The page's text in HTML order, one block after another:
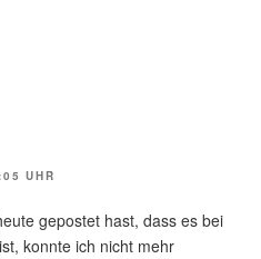
UHR
gepostet hast, dass es bei
konnte ich nicht mehr